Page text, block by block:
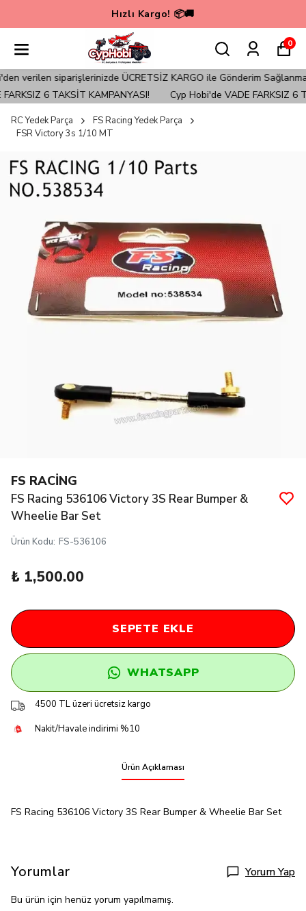
🚀💳 Cyp Hobi'de VADE FARKSIZ 6 TAKSİT
0
siparişlerinizde ÜCRETSİZ KARGO ile Gönderim
6 TAKSİT KAMPANYASI!
Cyp Hobi'de VADE FARKSIZ 6
RC Yedek Parça
FS Racing Yedek Parça
FSR Victory 3s 1/10 MT
FS RACİNG
FS Racing 536106 Victory 3S Rear Bumper &
Wheelie Bar Set
Ürün Kodu: FS-536106
₺ 1,500.00
SEPETE EKLE
WHATSAPP
4500 TL üzeri ücretsiz kargo
Nakit/Havale indirimi %10
Ürün Açıklaması
FS Racing 536106 Victory 3S Rear Bumper & Wheelie Bar Set
Yorumlar Yorum Yap
Bu ürün için henüz yorum yapılmamış.